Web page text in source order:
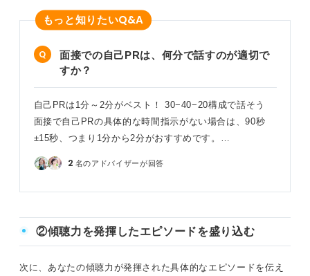
もっと知りたいQ&A
面接での自己PRは、何分で話すのが適切で
すか？
自己PRは1分～2分がベスト！ 30−40−20構成で話そう
面接で自己PRの具体的な時間指示がない場合は、90秒
±15秒、つまり1分から2分がおすすめです。…
2 名のアドバイザーが回答
②傾聴力を発揮したエピソードを盛り込む
次に、あなたの傾聴力が発揮された具体的なエピソードを伝え